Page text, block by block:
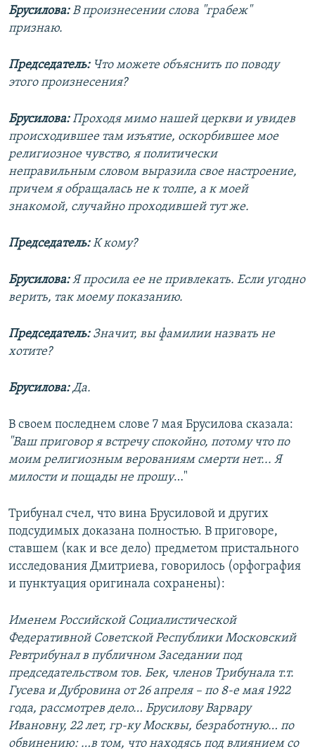
Брусилова:В произнесении слова "грабеж"
признаю.
Председатель: Что можете объяснить по поводу
этого произнесения?
Брусилова:Проходя мимо нашей церкви и увидев
происходившее там изъятие, оскорбившее мое
религиозное чувство, я политически
неправильным словом выразила свое настроение,
причем я обращалась не к толпе, а к моей
знакомой, случайно проходившей тут же.
Председатель:К кому?
Брусилова:Я просила ее не привлекать. Если угодно
верить, так моему показанию.
Председатель: Значит, вы фамилии назвать не
хотите?
Брусилова:Да.
В своем последнем слове 7 мая Брусилова сказала:
"Ваш приговор я встречу спокойно, потому что по
моим религиозным верованиям смерти нет... Я
милости и пощады не прошу…"
Трибунал счел, что вина Брусиловой и других
подсудимых доказана полностью. В приговоре,
ставшем (как и все дело) предметом пристального
исследования Дмитриева, говорилось (орфография
и пунктуация оригинала сохранены):
Именем Российской Социалистической
Федеративной Советской Республики Московский
Ревтрибунал в публичном Заседании под
председательством тов. Бек, членов Трибунала т.т.
Гусева и Дубровина от 26 апреля – по 8-е мая 1922
года, рассмотрев дело… Брусилову Варвару
Ивановну, 22 лет, гр-ку Москвы, безработную… по
обвинению: …в том, что находясь под влиянием со